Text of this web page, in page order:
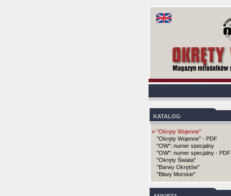
KATALOG
» "Okręty Wojenne"
"Okręty Wojenne" - PDF
"OW": numer specjalny
"OW": numer specjalny - PDF
"Okręty Świata"
"Barwy Okrętów"
"Bitwy Morskie"